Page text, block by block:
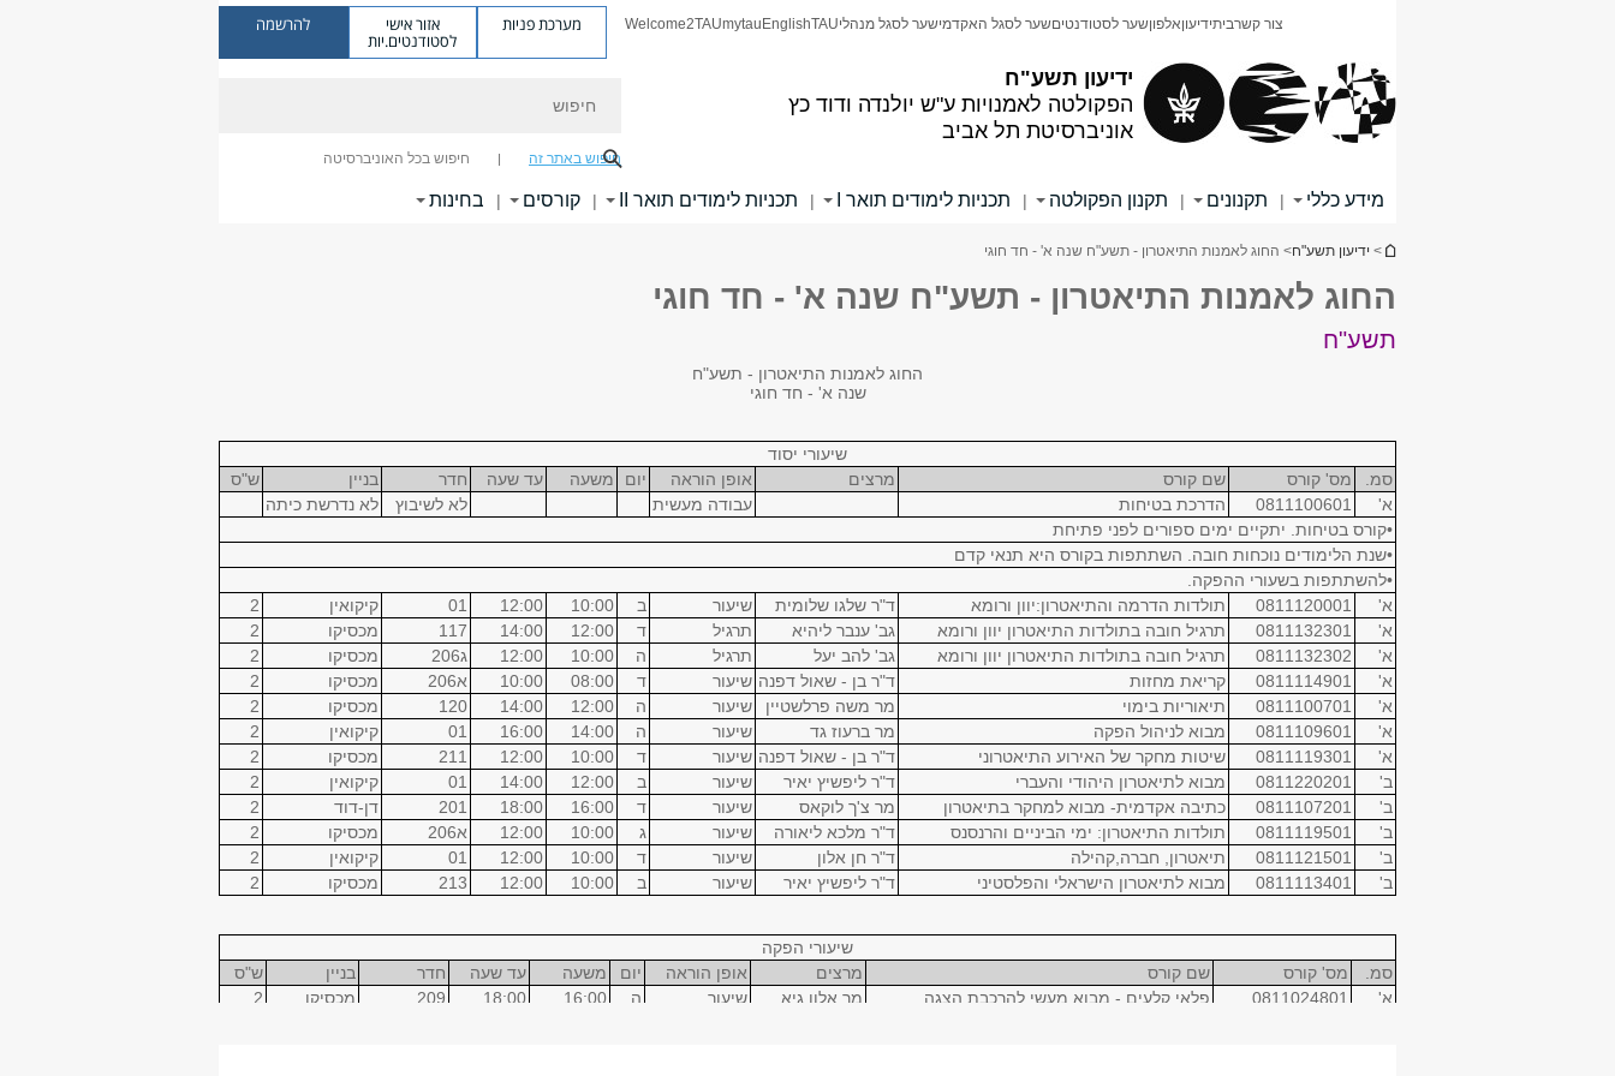
ידיעון תשע"ח
הפקולטה לאמנויות ע"ש יולנדה ודוד כץ
אוניברסיטת תל אביב
צור קשרביתידיעוןאלפוןשער לסטודנטיםשער לסגל האקדמישער לסגל מנהליTAU
English
mytau
Welcome2TAU מערכת פניות אזור אישי
לסטודנטים.יות
להרשמה
חיפוש באתר זה חיפוש בכל האוניברסיטה
מידע כללי | תקנונים | תקנון הפקולטה | תכניות לימודים תואר I | תכניות לימודים תואר II | קורסים | בחינות
הינך נמצא כאן
> ידיעון תשע"ח> החוג לאמנות התיאטרון - תשע"ח שנה א' - חד חוגי
החוג לאמנות התיאטרון - תשע"ח שנה א' - חד חוגי
תשע"ח
החוג לאמנות התיאטרון - תשע"ח
שנה א' - חד חוגי
שיעורי יסוד
סמ.
מס' קורס שם קורס מרצים אופן הוראה יום משעה עד שעה חדר בניין
ש"ס
א'
0811100601 הדרכת בטיחות עבודה מעשית לא לשיבוץ
לא נדרשת כיתה
•קורס בטיחות. יתקיים ימים ספורים לפני פתיחת
•שנת הלימודים נוכחות חובה. השתתפות בקורס היא תנאי קדם
•להשתתפות בשעורי ההפקה.
א'
0811120001 תולדות הדרמה והתיאטרון:יוון ורומא ד"ר שלגו שלומית שיעור ב 10:00
12:00
01 קיקואין
2
א'
0811132301 תרגיל חובה בתולדות התיאטרון יוון ורומא גב' ענבר ליהיא תרגיל ד 12:00
14:00
117 מכסיקו
2
א'
0811132302 תרגיל חובה בתולדות התיאטרון יוון ורומא גב' להב יעל תרגיל ה 10:00
12:00 ג206 מכסיקו
2
א'
0811114901 קריאת מחזות ד"ר בן - שאול דפנה שיעור ד 08:00
10:00 א206 מכסיקו
2
א'
0811100701 תיאוריות בימוי מר משה פרלשטיין שיעור ה 12:00
14:00
120 מכסיקו
2
א'
0811109601 מבוא לניהול הפקה מר ברעוז גד שיעור ה 14:00
16:00
01 קיקואין
2
א'
0811119301 שיטות מחקר של האירוע התיאטרוני ד"ר בן - שאול דפנה שיעור ד 10:00
12:00
211 מכסיקו
2
ב'
0811220201 מבוא לתיאטרון היהודי והעברי ד"ר ליפשיץ יאיר שיעור ב 12:00
14:00
01 קיקואין
2
ב'
0811107201 כתיבה אקדמית- מבוא למחקר בתיאטרון מר צ'ך לוקאס שיעור ד 16:00
18:00
201 דן-דוד
2
ב'
0811119501 תולדות התיאטרון: ימי הביניים והרנסנס ד"ר מלכא ליאורה שיעור ג 10:00
12:00 א206 מכסיקו
2
ב'
0811121501 תיאטרון, חברה,קהילה ד"ר חן אלון שיעור ד 10:00
12:00
01 קיקואין
2
ב'
0811113401 מבוא לתיאטרון הישראלי והפלסטיני ד"ר ליפשיץ יאיר שיעור ב 10:00
12:00
213 מכסיקו 2
שיעורי הפקה
סמ.
מס' קורס שם קורס מרצים אופן הוראה יום משעה עד שעה חדר בניין
ש"ס
א'
0811024801 פלאי קלעים - מבוא מעשי להרכבת הצגה מר אלון גיא שיעור ה 16:00
18:00
209 מכסיקו
2